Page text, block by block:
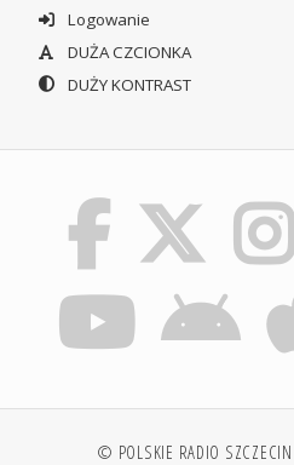
Logowanie
DUŻA CZCIONKA
DUŻY KONTRAST
© POLSKIE RADIO